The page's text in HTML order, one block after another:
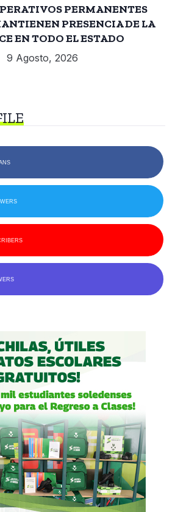
PERMANENTES
PRESENCIA DE LA
EN TODO EL ESTADO
9 Agosto, 2026